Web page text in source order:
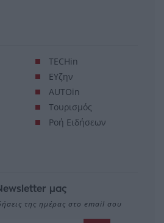
TECHin
ΕΥζην
AUTOin
Τουρισμός
Ροή Ειδήσεων
μας
της ημέρας στο email σου